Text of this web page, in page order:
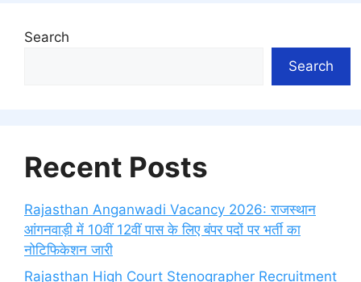
Search
Search
Recent Posts
Rajasthan Anganwadi Vacancy 2026: राजस्थान
आंगनवाड़ी में 10वीं 12वीं पास के लिए बंपर पदों पर भर्ती का
नोटिफिकेशन जारी
Rajasthan High Court Stenographer Recruitment